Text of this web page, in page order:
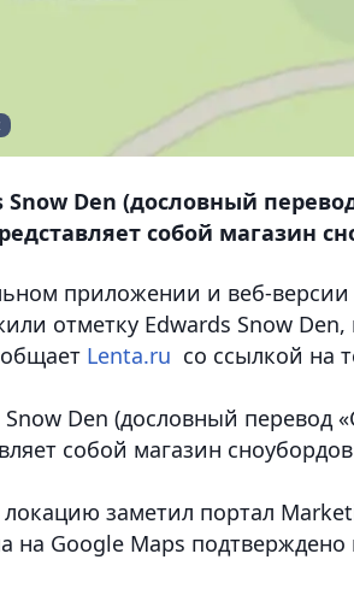
Snow Den (дословный
собой магазин
приложении и веб-версии
отметку Edwards Snow
Lenta.ru со ссылкой на
Snow Den (дословный перевод
собой магазин
заметил портал
на Google Maps